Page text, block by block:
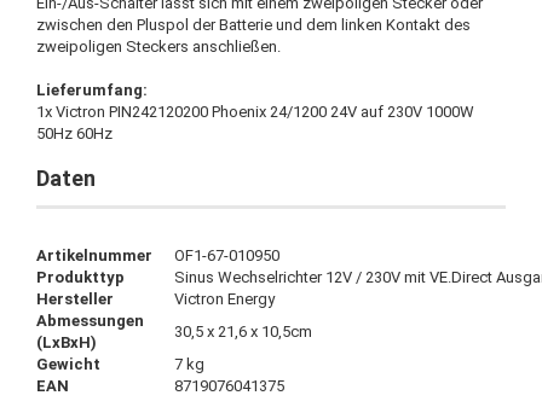
zwischen den Pluspol der Batterie und dem linken Kontakt des
zweipoligen Steckers anschließen.
Lieferumfang:
1x Victron PIN242120200 Phoenix 24/1200 24V auf 230V 1000W
50Hz 60Hz
Daten
Artikelnummer
OF1-67-010950
Produkttyp
Sinus Wechselrichter 12V / 230V mit VE.Direct
Hersteller
Victron Energy
Abmessungen
(LxBxH)
30,5 x 21,6 x 10,5cm
Gewicht
7 kg
EAN
8719076041375